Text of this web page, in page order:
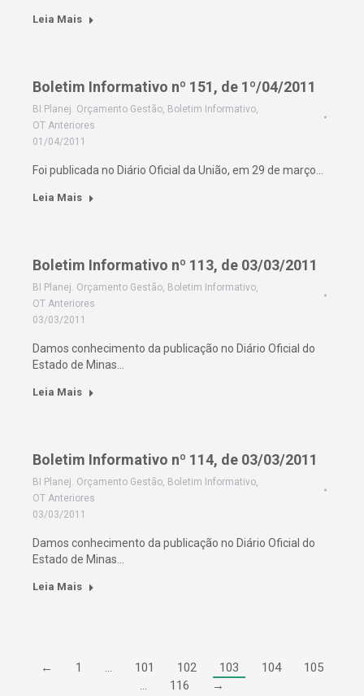
Leia Mais
Boletim Informativo nº 151, de 1º/04/2011
BI Planej. Orçamento Gestão, Boletim Informativo,
OT Anteriores
01/04/2011
Foi publicada no Diário Oficial da União, em 29 de março…
Leia Mais
Boletim Informativo nº 113, de 03/03/2011
BI Planej. Orçamento Gestão, Boletim Informativo,
OT Anteriores
03/03/2011
Damos conhecimento da publicação no Diário Oficial do
Estado de Minas…
Leia Mais
Boletim Informativo nº 114, de 03/03/2011
BI Planej. Orçamento Gestão, Boletim Informativo,
OT Anteriores
03/03/2011
Damos conhecimento da publicação no Diário Oficial do
Estado de Minas…
Leia Mais
← 1 … 101 102 103 104
105
…
116 →